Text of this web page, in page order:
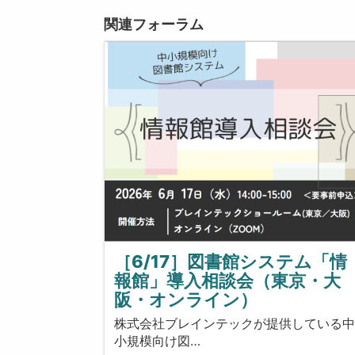
関連フォーラム
［6/17］図書館システム「情
報館」導入相談会（東京・大
阪・オンライン）
株式会社ブレインテックが提供している中
小規模向け図…